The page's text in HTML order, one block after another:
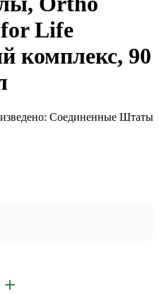
Life
комплекс, 90
Соединенные Штаты